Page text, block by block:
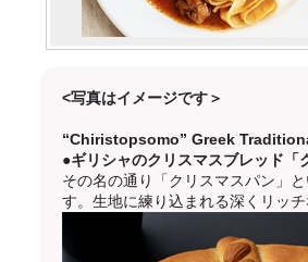
<写真はイメージです＞
“Chiristopsomo” Greek
●ギリシャのクリスマスブレッド「
その名の通り「クリスマスパン」
す。生地に練り込まれる深くリッ